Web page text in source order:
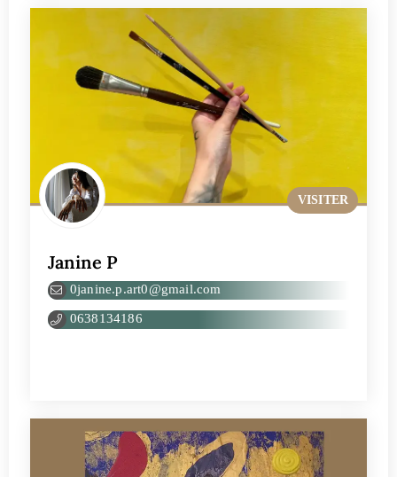
Janine P
0janine.p.art0@gmail.com
0638134186
VISITER